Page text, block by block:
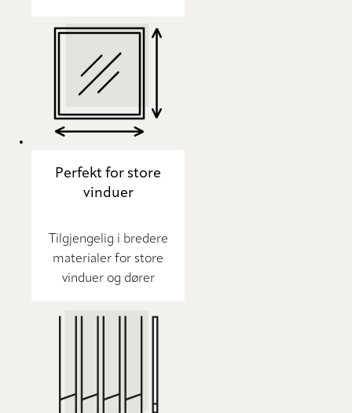
Perfekt for store
vinduer
Tilgjengelig i bredere
materialer for store
vinduer og dører